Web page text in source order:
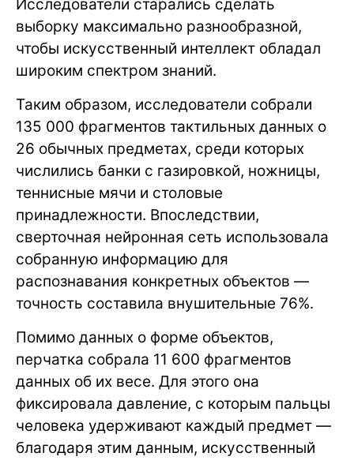
Исследователи старались сделать
выборку максимально разнообразной,
чтобы искусственный интеллект обладал
широким спектром знаний.
Таким образом, исследователи собрали
135 000 фрагментов тактильных данных о
26 обычных предметах, среди которых
числились банки с газировкой, ножницы,
теннисные мячи и столовые
принадлежности. Впоследствии,
сверточная нейронная сеть использовала
собранную информацию для
распознавания конкретных объектов —
точность составила внушительные 76%.
Помимо данных о форме объектов,
перчатка собрала 11 600 фрагментов
данных об их весе. Для этого она
фиксировала давление, с которым пальцы
человека удерживают каждый предмет —
благодаря этим данным, искусственный